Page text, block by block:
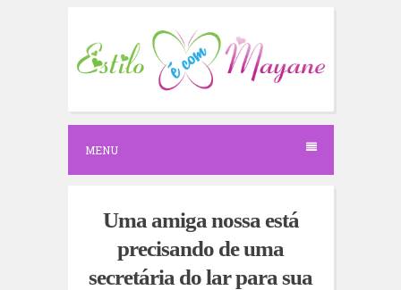
c
o
e
MENU
Uma amiga nossa está
precisando de uma
secretária do lar para sua